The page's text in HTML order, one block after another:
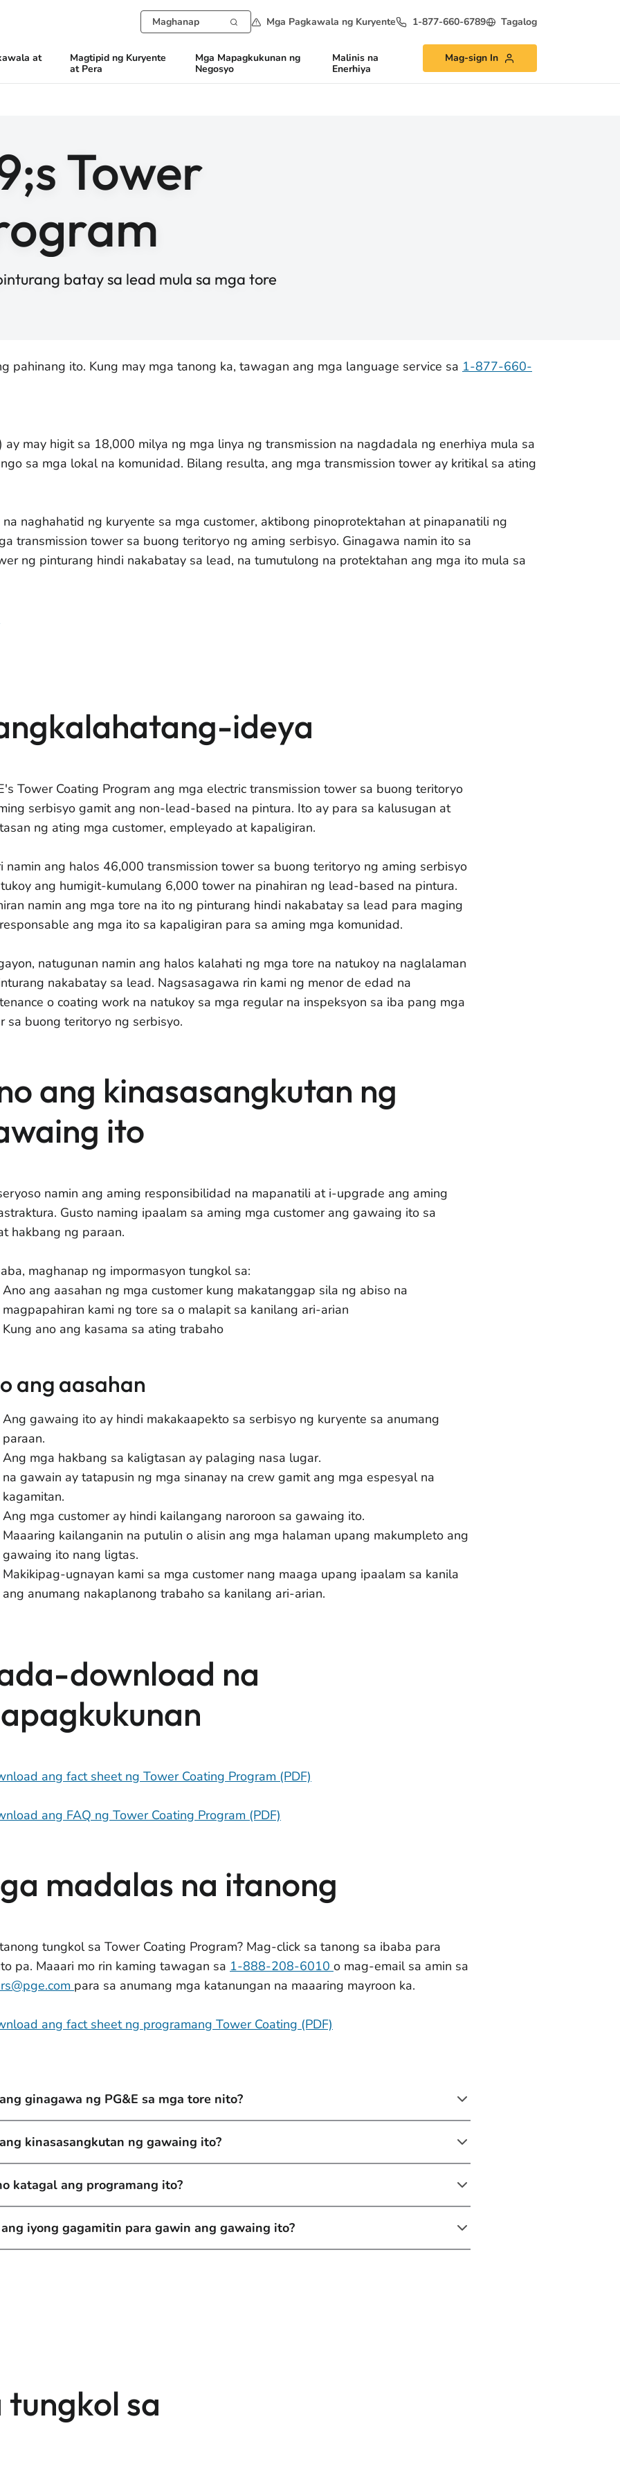
Mga Pagkawala ng Kuryente 1-877-660-6789 Tagalog
at
Magtipid ng Kuryente
at Pera
Mga Mapagkukunan ng
Negosyo
Malinis na
Enerhiya
Mag-sign In
Tower
batay sa lead mula sa mga tore
pahinang ito. Kung may mga tanong ka, tawagan ang mga language service sa 1-877-660-
ay may higit sa 18,000 milya ng mga linya ng transmission na nagdadala ng enerhiya mula sa
sa mga lokal na komunidad. Bilang resulta, ang mga transmission tower ay kritikal sa ating
naghahatid ng kuryente sa mga customer, aktibong pinoprotektahan at pinapanatili ng
transmission tower sa buong teritoryo ng aming serbisyo. Ginagawa namin ito sa
ng pinturang hindi nakabatay sa lead, na tumutulong na protektahan ang mga ito mula sa
ideya
Tower Coating Program ang mga electric transmission tower sa buong teritoryo
serbisyo gamit ang non-lead-based na pintura. Ito ay para sa kalusugan at
ng ating mga customer, empleyado at kapaligiran.
namin ang halos 46,000 transmission tower sa buong teritoryo ng aming serbisyo
ang humigit-kumulang 6,000 tower na pinahiran ng lead-based na pintura.
namin ang mga tore na ito ng pinturang hindi nakabatay sa lead para maging
ang mga ito sa kapaligiran para sa aming mga komunidad.
natugunan namin ang halos kalahati ng mga tore na natukoy na naglalaman
nakabatay sa lead. Nagsasagawa rin kami ng menor de edad na
o coating work na natukoy sa mga regular na inspeksyon sa iba pang mga
sa buong teritoryo ng serbisyo.
ang kinasasangkutan ng
ito
namin ang aming responsibilidad na mapanatili at i-upgrade ang aming
Gusto naming ipaalam sa aming mga customer ang gawaing ito sa
hakbang ng paraan.
maghanap ng impormasyon tungkol sa:
Ano ang aasahan ng mga customer kung makatanggap sila ng abiso na
magpapahiran kami ng tore sa o malapit sa kanilang ari-arian
Kung ano ang kasama sa ating trabaho
ang aasahan
Ang gawaing ito ay hindi makakaapekto sa serbisyo ng kuryente sa anumang
paraan.
Ang mga hakbang sa kaligtasan ay palaging nasa lugar.
na gawain ay tatapusin ng mga sinanay na crew gamit ang mga espesyal na
kagamitan.
Ang mga customer ay hindi kailangang naroroon sa gawaing ito.
Maaaring kailanganin na putulin o alisin ang mga halaman upang makumpleto ang
gawaing ito nang ligtas.
Makikipag-ugnayan kami sa mga customer nang maaga upang ipaalam sa kanila
ang anumang nakaplanong trabaho sa kanilang ari-arian.
download na
ang fact sheet ng Tower Coating Program (PDF)
ang FAQ ng Tower Coating Program (PDF)
madalas na itanong
tungkol sa Tower Coating Program? Mag-click sa tanong sa ibaba para
pa. Maaari mo rin kaming tawagan sa 1-888-208-6010 o mag-email sa amin sa
para sa anumang mga katanungan na maaaring mayroon ka.
ang fact sheet ng programang Tower Coating (PDF)
ginagawa ng PG&E sa mga tore nito?
kinasasangkutan ng gawaing ito?
katagal ang programang ito?
iyong gagamitin para gawin ang gawaing ito?
sa